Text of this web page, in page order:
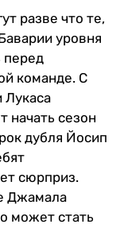
разве что те,
уровня
перед
команде. С
Лукаса
начать сезон
дубля Йосип
сюрприз.
Джамала
может стать